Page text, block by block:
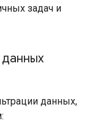
задач и
данных,